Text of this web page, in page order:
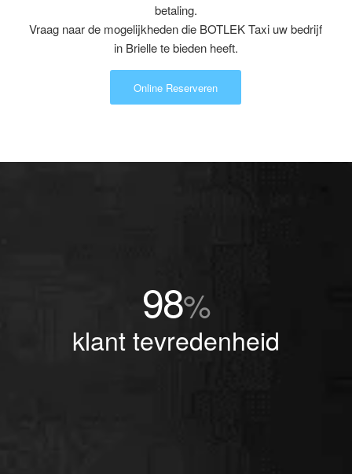
betaling.
Vraag naar de mogelijkheden die BOTLEK Taxi uw bedrijf
in Brielle te bieden heeft.
Online Reserveren
98%
klant tevredenheid